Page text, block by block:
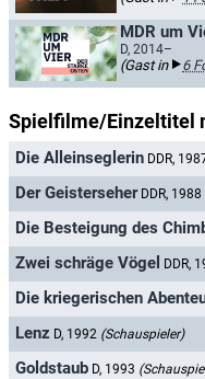
MDR um
D, 2014–
(Gast in 6
Spielfilme/Einzeltitel
Die Alleinseglerin DDR,
Der Geisterseher DDR, 1988
Die Besteigung des
Zwei schräge Vögel DDR,
Die kriegerischen
Lenz D, 1992 (Schauspieler)
Goldstaub D, 1993